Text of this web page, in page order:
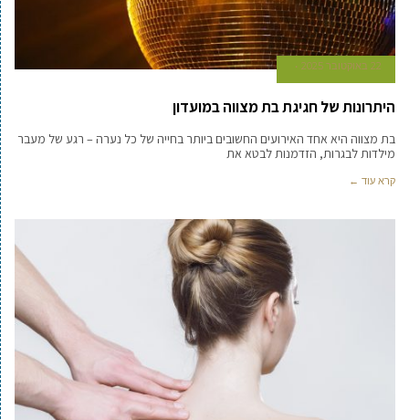
22 באוקטובר 2025
היתרונות של חגיגת בת מצווה במועדון
בת מצווה היא אחד האירועים החשובים ביותר בחייה של כל נערה – רגע של מעבר
מילדות לבגרות, הזדמנות לבטא את
קרא עוד ←